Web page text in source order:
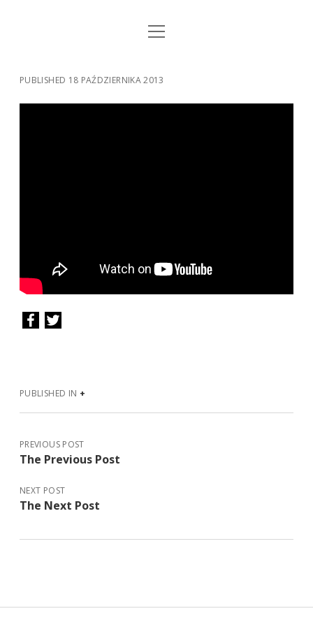
STRONA GŁÓWNA
MUZYKA
open
PUBLISHED 18 PAŹDZIERNIKA 2013
PUBLISHED IN +
PREVIOUS POST
The Previous Post
NEXT POST
The Next Post